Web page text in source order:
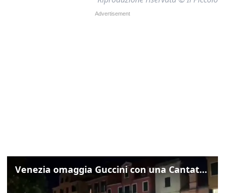
Venezia omaggia Guccini con una Cantata Anarchica in campo Santa Margherita